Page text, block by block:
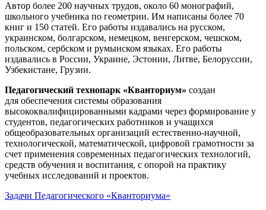
Автор более 200 научных трудов, около 60 монографий,
школьного учебника по геометрии. Им написаны более 70
книг и 150 статей. Его работы издавались на русском,
украинском, болгарском, немецком, венгерском, чешском,
польском, сербском и румынском языках. Его работы
издавались в России, Украине, Эстонии, Литве, Белоруссии,
Узбекистане, Грузии.
Педагогический технопарк «Кванториум» создан
для обеспечения системы образования
высококвалифицированными кадрами через формирование у
студентов, педагогических работников и учащихся
общеобразовательных организаций естественно-научной,
технологической, математической, цифровой грамотности за
счет применения современных педагогических технологий,
средств обучения и воспитания, с опорой на практику
учебных исследований и проектов.
Задачи Педагогического «Кванториума»